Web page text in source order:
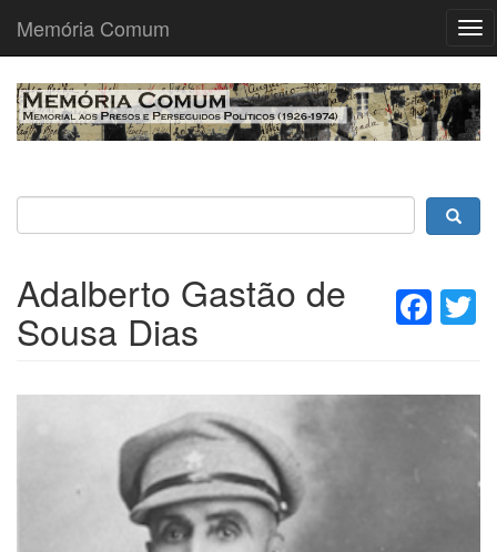
Passar
para
Memória Comum
Adalberto Gastão de
Sousa Dias